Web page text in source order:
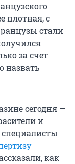
плотная, с
стали
за счет
назвать
сегодня —
и
специалисты
как